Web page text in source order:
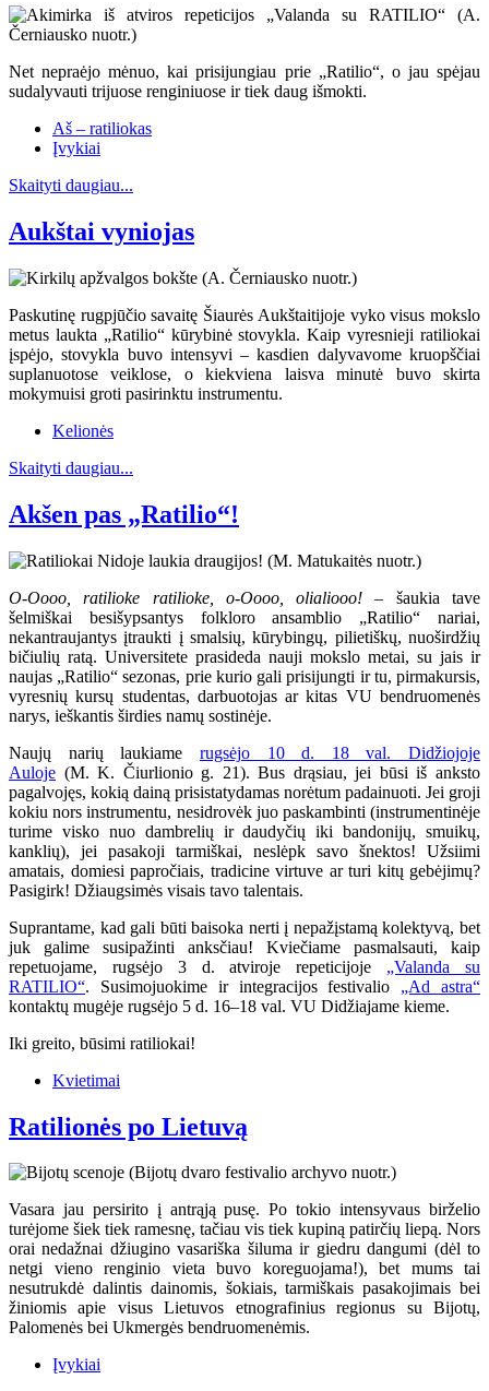
Net nepraėjo mėnuo, kai prisijungiau prie „Ratilio“, o jau spėjau
sudalyvauti trijuose renginiuose ir tiek daug išmokti.
Aš – ratiliokas
Įvykiai
Skaityti daugiau...
Aukštai vyniojas
Paskutinę rugpjūčio savaitę Šiaurės Aukštaitijoje vyko visus mokslo
metus laukta „Ratilio“ kūrybinė stovykla. Kaip vyresnieji ratiliokai
įspėjo, stovykla buvo intensyvi – kasdien dalyvavome kruopščiai
suplanuotose veiklose, o kiekviena laisva minutė buvo skirta
mokymuisi groti pasirinktu instrumentu.
Kelionės
Skaityti daugiau...
Akšen pas „Ratilio“!
O-Oooo, ratilioke ratilioke, o-Oooo, olialiooo! – šaukia tave
šelmiškai besišypsantys folkloro ansamblio „Ratilio“ nariai,
nekantraujantys įtraukti į smalsių, kūrybingų, pilietiškų, nuoširdžių
bičiulių ratą. Universitete prasideda nauji mokslo metai, su jais ir
naujas „Ratilio“ sezonas, prie kurio gali prisijungti ir tu, pirmakursis,
vyresnių kursų studentas, darbuotojas ar kitas VU bendruomenės
narys, ieškantis širdies namų sostinėje.
Naujų narių laukiame rugsėjo 10 d. 18 val. Didžiojoje
Auloje (M. K. Čiurlionio g. 21). Bus drąsiau, jei būsi iš anksto
pagalvojęs, kokią dainą prisistatydamas norėtum padainuoti. Jei groji
kokiu nors instrumentu, nesidrovėk juo paskambinti (instrumentinėje
turime visko nuo dambrelių ir daudyčių iki bandonijų, smuikų,
kanklių), jei pasakoji tarmiškai, neslėpk savo šnektos! Užsiimi
amatais, domiesi papročiais, tradicine virtuve ar turi kitų gebėjimų?
Pasigirk! Džiaugsimės visais tavo talentais.
Suprantame, kad gali būti baisoka nerti į nepažįstamą kolektyvą, bet
juk galime susipažinti anksčiau! Kviečiame pasmalsauti, kaip
repetuojame, rugsėjo 3 d. atviroje repeticijoje „Valanda su
RATILIO“. Susimojuokime ir integracijos festivalio „Ad astra“
kontaktų mugėje rugsėjo 5 d. 16–18 val. VU Didžiajame kieme.
Iki greito, būsimi ratiliokai!
Kvietimai
Ratilionės po Lietuvą
Vasara jau persirito į antrąją pusę. Po tokio intensyvaus birželio
turėjome šiek tiek ramesnę, tačiau vis tiek kupiną patirčių liepą. Nors
orai nedažnai džiugino vasariška šiluma ir giedru dangumi (dėl to
netgi vieno renginio vieta buvo koreguojama!), bet mums tai
nesutrukdė dalintis dainomis, šokiais, tarmiškais pasakojimais bei
žiniomis apie visus Lietuvos etnografinius regionus su Bijotų,
Palomenės bei Ukmergės bendruomenėmis.
Įvykiai